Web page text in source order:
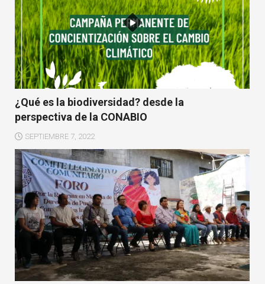
¿Qué es la biodiversidad? desde la
perspectiva de la CONABIO
SEPTIEMBRE 7, 2022